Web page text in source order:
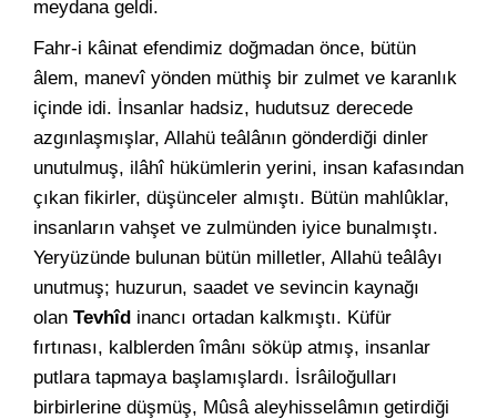
meydana geldi.
Fahr-i kâinat efendimiz doğmadan önce, bütün
âlem, manevî yönden müthiş bir zulmet ve karanlık
içinde idi. İnsanlar hadsiz, hudutsuz derecede
azgınlaşmışlar, Allahü teâlânın gönderdiği dinler
unutulmuş, ilâhî hükümlerin yerini, insan kafasından
çıkan fikirler, düşünceler almıştı. Bütün mahlûklar,
insanların vahşet ve zulmünden iyice bunalmıştı.
Yeryüzünde bulunan bütün milletler, Allahü teâlâyı
unutmuş; huzurun, saadet ve sevincin kaynağı
olan Tevhîd inancı ortadan kalkmıştı. Küfür
fırtınası, kalblerden îmânı söküp atmış, insanlar
putlara tapmaya başlamışlardı. İsrâiloğulları
birbirlerine düşmüş, Mûsâ aleyhisselâmın getirdiği